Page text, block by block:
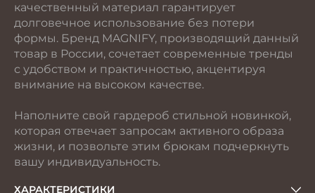
качественный материал гарантирует
долговечное использование без потери
формы. Бренд MAGNIFY, производящий данный
товар в России, сочетает современные тренды
с удобством и практичностью, акцентируя
внимание на высоком качестве.
Наполните свой гардероб стильной новинкой,
которая отвечает запросам активного образа
жизни, и позвольте этим брюкам подчеркнуть
вашу индивидуальность.
ХАРАКТЕРИСТИКИ